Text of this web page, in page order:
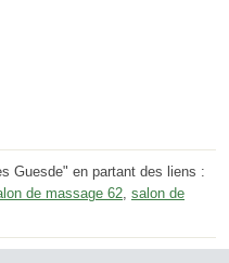
Guesde" en partant des liens :
de massage 62, salon de